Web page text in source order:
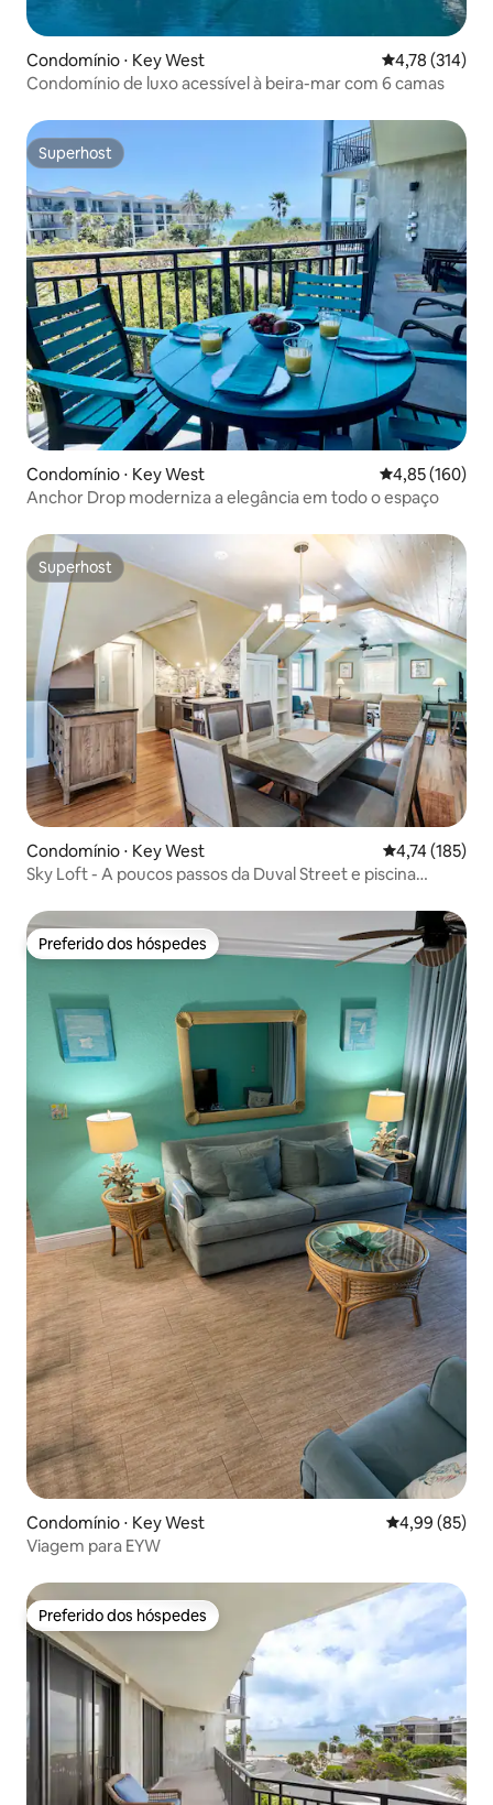
Condomínio ⋅ Key West 4,78 de uma
4,78 (314)
Condomínio de luxo acessível à beira-mar com 6 camas
Superhost
Superhost
Condomínio ⋅ Key West 4,85 de uma
4,85 (160)
Anchor Drop moderniza a elegância em todo o espaço
Superhost
Superhost
Condomínio ⋅ Key West 4,74 de uma
4,74 (185)
Sky Loft - A poucos passos da Duval Street e piscina
Preferido dos hóspedes
Preferido dos hóspedes
Condomínio ⋅ Key West 4,99 de uma
4,99 (85)
Viagem para EYW
Preferido dos hóspedes
Preferido dos hóspedes